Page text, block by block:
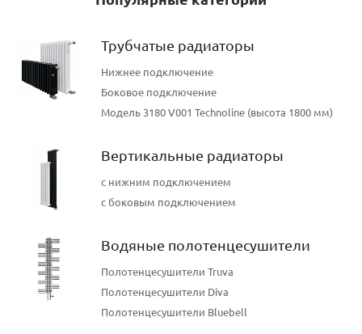
Вертикальные радиаторы
Zehnder Charleston
Трубчатые радиаторы
Нижнее подключение
Боковое подключение
Модель 3180 V001 Technoline (высота 1800 мм)
Вертикальные радиаторы
с нижним подключением
с боковым подключением
Водяные полотенцесушители
Полотенцесушители Truva
Полотенцесушители Diva
Полотенцесушители Bluebell